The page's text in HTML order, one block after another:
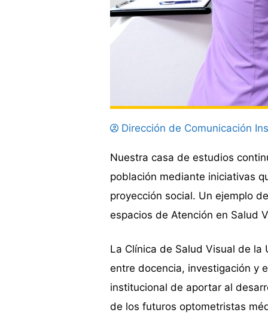
Dirección de Comunicación
Nuestra casa de estudios
población mediante iniciativas
proyección social. Un ejemplo
espacios de Atención en Salud
La Clínica de Salud Visual de
entre docencia, investigación y
institucional de aportar al
de los futuros optometristas